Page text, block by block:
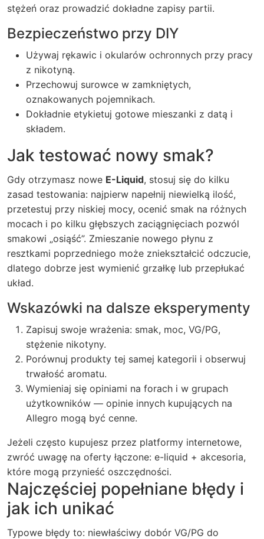
stężeń oraz prowadzić dokładne zapisy partii.
Bezpieczeństwo przy DIY
Używaj rękawic i okularów ochronnych przy pracy
z nikotyną.
Przechowuj surowce w zamkniętych,
oznakowanych pojemnikach.
Dokładnie etykietuj gotowe mieszanki z datą i
składem.
Jak testować nowy smak?
Gdy otrzymasz nowe E-Liquid, stosuj się do kilku
zasad testowania: najpierw napełnij niewielką ilość,
przetestuj przy niskiej mocy, ocenić smak na różnych
mocach i po kilku głębszych zaciągnięciach pozwól
smakowi „osiąść”. Zmieszanie nowego płynu z
resztkami poprzedniego może zniekształcić odczucie,
dlatego dobrze jest wymienić grzałkę lub przepłukać
układ.
Wskazówki na dalsze eksperymenty
Zapisuj swoje wrażenia: smak, moc, VG/PG,
stężenie nikotyny.
Porównuj produkty tej samej kategorii i obserwuj
trwałość aromatu.
Wymieniaj się opiniami na forach i w grupach
użytkowników — opinie innych kupujących na
Allegro mogą być cenne.
Jeżeli często kupujesz przez platformy internetowe,
zwróć uwagę na oferty łączone: e-liquid + akcesoria,
które mogą przynieść oszczędności.
Najczęściej popełniane błędy i
jak ich unikać
Typowe błędy to: niewłaściwy dobór VG/PG do